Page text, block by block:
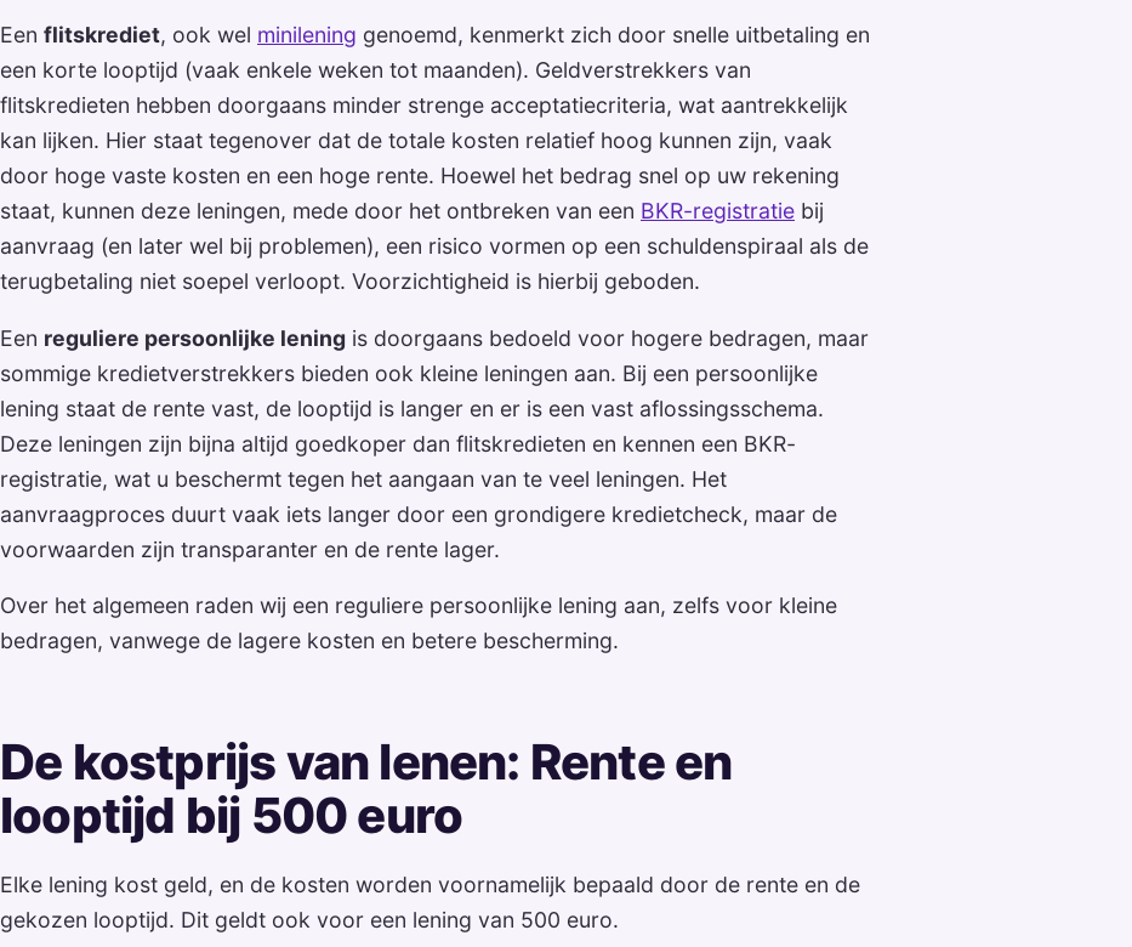
Een flitskrediet, ook wel minilening genoemd, kenmerkt zich door snelle uitbetaling en
een korte looptijd (vaak enkele weken tot maanden). Geldverstrekkers van
flitskredieten hebben doorgaans minder strenge acceptatiecriteria, wat aantrekkelijk
kan lijken. Hier staat tegenover dat de totale kosten relatief hoog kunnen zijn, vaak
door hoge vaste kosten en een hoge rente. Hoewel het bedrag snel op uw rekening
staat, kunnen deze leningen, mede door het ontbreken van een BKR-registratie bij
aanvraag (en later wel bij problemen), een risico vormen op een schuldenspiraal als de
terugbetaling niet soepel verloopt. Voorzichtigheid is hierbij geboden.
Een reguliere persoonlijke lening is doorgaans bedoeld voor hogere bedragen, maar
sommige kredietverstrekkers bieden ook kleine leningen aan. Bij een persoonlijke
lening staat de rente vast, de looptijd is langer en er is een vast aflossingsschema.
Deze leningen zijn bijna altijd goedkoper dan flitskredieten en kennen een BKR-
registratie, wat u beschermt tegen het aangaan van te veel leningen. Het
aanvraagproces duurt vaak iets langer door een grondigere kredietcheck, maar de
voorwaarden zijn transparanter en de rente lager.
Over het algemeen raden wij een reguliere persoonlijke lening aan, zelfs voor kleine
bedragen, vanwege de lagere kosten en betere bescherming.
De kostprijs van lenen: Rente en
looptijd bij 500 euro
Elke lening kost geld, en de kosten worden voornamelijk bepaald door de rente en de
gekozen looptijd. Dit geldt ook voor een lening van 500 euro.